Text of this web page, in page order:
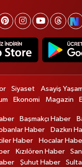
Siyaset Asayiş
Ekonomi Magazin
Başmakçı Haber
Haber Dazkırı
Haber Hocalar
Kızılören Haber
Şuhut Haber